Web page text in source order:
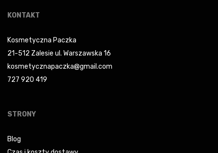
KONTAKT
Kosmetyczna Paczka
21-512 Zalesie ul. Warszawska 16
kosmetycznapaczka@gmail.com
727 920 419
STRONY
Blog